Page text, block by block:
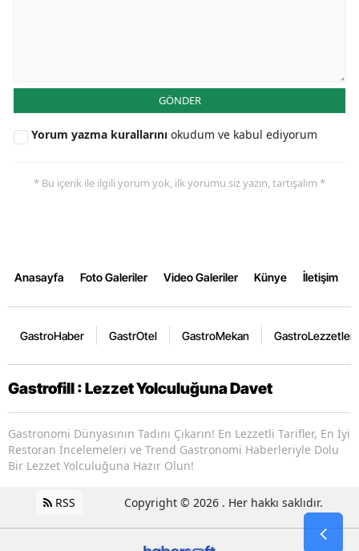
GÖNDER
Yorum yazma kurallarını okudum ve kabul ediyorum
* Bu içerik ile ilgili yorum yok, ilk yorumu siz yazın, tartışalım *
Anasayfa Foto Galeriler Video Galeriler Künye İletişim
GastroHaber GastrOtel GastroMekan GastroLezzetler
Gastrofill : Lezzet Yolculuğuna Davet
Gastronomi Dünyasının Tadını Çıkarın! En Lezzetli Tarifler, En İyi
Restoran İncelemeleri ve Trend Gastronomi Haberleriyle Dolu
Bir Lezzet Yolculuğuna Hazır Olun!
RSS Copyright © 2026 . Her hakkı saklıdır.